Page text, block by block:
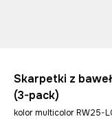
Skarpetki z
(3-pack)
kolor multicolor RW25-